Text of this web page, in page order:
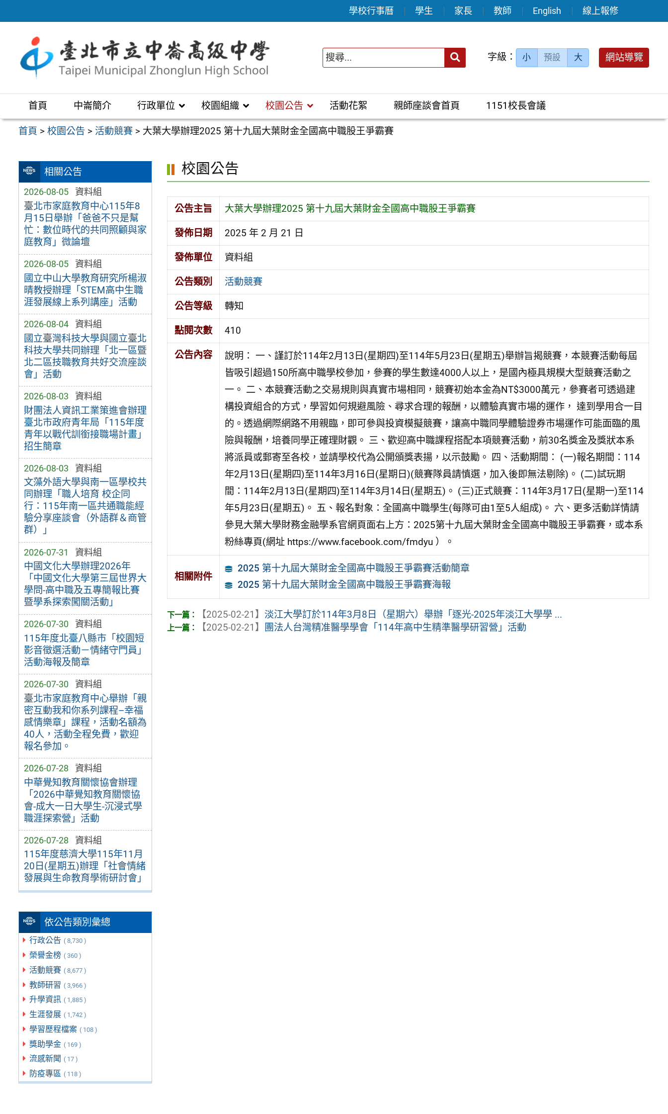
至
區
學校行事曆 學生 家長 教師 English 線上報修
送出 字級： 小 預設 大 網站導覽
首頁 中崙簡介 行政單位 校園組織 校園公告 活動花絮 親師座談會首頁 1151校長會議
首頁 >校園公告 > 活動競賽 > 大葉大學辦理2025 第十九屆大葉財金全國高中職股王爭霸賽
相關公告
2026-08-05 資料組
臺北市家庭教育中心115年8
月15日舉辦「爸爸不只是幫
忙：數位時代的共同照顧與家
庭教育」微論壇
2026-08-05 資料組
國立中山大學教育研究所楊淑
晴教授辦理「STEM高中生職
涯發展線上系列講座」活動
2026-08-04 資料組
國立臺灣科技大學與國立臺北
科技大學共同辦理「北一區暨
北二區技職教育共好交流座談
會」活動
2026-08-03 資料組
財團法人資訊工業策進會辦理
臺北市政府青年局「115年度
青年以戰代訓銜接職場計畫」
招生簡章
2026-08-03 資料組
文藻外語大學與南一區學校共
同辦理「職人培育 校企同
行：115年南一區共通職能經
驗分享座談會（外語群＆商管
群）」
2026-07-31 資料組
中國文化大學辦理2026年
「中國文化大學第三屆世界大
學問-高中職及五專簡報比賽
暨學系探索闖關活動」
2026-07-30 資料組
115年度北臺八縣市「校園短
影音徵選活動－情緒守門員」
活動海報及簡章
2026-07-30 資料組
臺北市家庭教育中心舉辦「親
密互動我和你系列課程–幸福
感情樂章」課程，活動名額為
40人，活動全程免費，歡迎
報名參加。
2026-07-28 資料組
中華覺知教育關懷協會辦理
「2026中華覺知教育關懷協
會-成大一日大學生-沉浸式學
職涯探索營」活動
2026-07-28 資料組
115年度慈濟大學115年11月
20日(星期五)辦理「社會情緒
發展與生命教育學術研討會」
依公告類別彙總
行政公告 ( 8,730 )
榮譽金榜 ( 360 )
活動競賽 ( 8,677 )
教師研習 ( 3,966 )
升學資訊 ( 1,885 )
生涯發展 ( 1,742 )
學習歷程檔案 ( 108 )
獎助學金 ( 169 )
流感新聞 ( 17 )
防疫專區 ( 118 )
校園公告
公告主旨 大葉大學辦理2025 第十九屆大葉財金全國高中職股王爭霸賽
發佈日期 2025 年 2 月 21 日
發佈單位 資料組
公告類別 活動競賽
公告等級 轉知
點閱次數 410
公告內容
說明： 一、謹訂於114年2月13日(星期四)至114年5月23日(星期五)舉辦旨揭競賽，本競賽活動每屆
皆吸引超過150所高中職學校參加，參賽的學生數達4000人以上，是國內極具規模大型競賽活動之
一。 二、本競賽活動之交易規則與真實市場相同，競賽初始本金為NT$3000萬元，參賽者可透過建
構投資組合的方式，學習如何規避風險、尋求合理的報酬，以體驗真實市場的運作， 達到學用合一目
的。透過網際網路不用親臨，即可參與投資模擬競賽，讓高中職同學體驗證券市場運作可能面臨的風
險與報酬，培養同學正確理財觀。 三、歡迎高中職課程搭配本項競賽活動，前30名獎金及獎狀本系
將派員或郵寄至各校，並請學校代為公開頒獎表揚，以示鼓勵。 四、活動期間： (一)報名期間：114
年2月13日(星期四)至114年3月16日(星期日)(競賽隊員請慎選，加入後即無法剔除)。 (二)試玩期
間：114年2月13日(星期四)至114年3月14日(星期五)。 (三)正式競賽：114年3月17日(星期一)至114
年5月23日(星期五)。 五、報名對象：全國高中職學生(每隊可由1至5人組成)。 六、更多活動詳情請
參見大葉大學財務金融學系官網頁面右上方：2025第十九屆大葉財金全國高中職股王爭霸賽，或本系
粉絲專頁(網址 https://www.facebook.com/fmdyu ）。
相關附件
2025 第十九屆大葉財金全國高中職股王爭霸賽活動簡章
2025 第十九屆大葉財金全國高中職股王爭霸賽海報
【2025-02-21】 淡江大學訂於114年3月8日（星期六）舉辦「逐光-2025年淡江大學學 ...
【2025-02-21】
團法人台灣精准醫學學會「114年高中生精準醫學研習營」活動